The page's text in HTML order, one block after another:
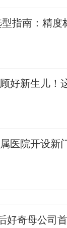
指南：精度
好新生儿！
医院开设新
好奇母公司